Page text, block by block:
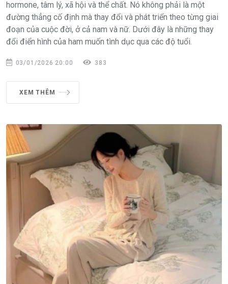
hormone, tâm lý, xã hội và thể chất. Nó không phải là một
đường thẳng cố định mà thay đổi và phát triển theo từng giai
đoạn của cuộc đời, ở cả nam và nữ. Dưới đây là những thay
đổi điển hình của ham muốn tình dục qua các độ tuổi.
03/01/2026 20:00 383
XEM THÊM